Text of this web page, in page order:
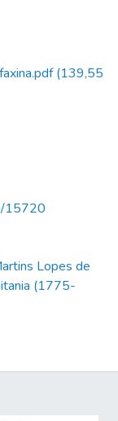
(139,55
15720
Lopes de
(1775-